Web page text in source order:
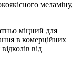
меламіну,
міцний для
в комерційних
від